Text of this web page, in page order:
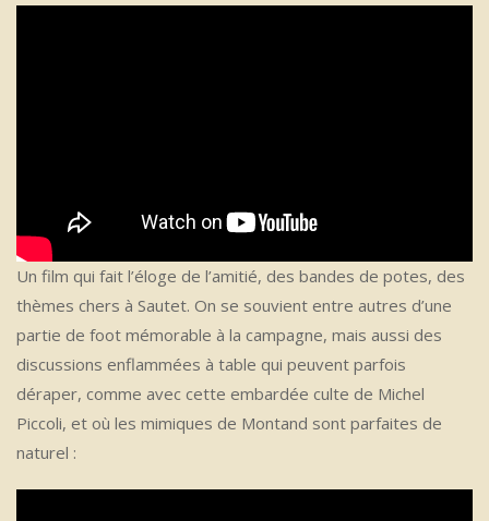
Un film qui fait l’éloge de l’amitié, des bandes de potes, des
thèmes chers à Sautet. On se souvient entre autres d’une
partie de foot mémorable à la campagne, mais aussi des
discussions enflammées à table qui peuvent parfois
déraper, comme avec cette embardée culte de Michel
Piccoli, et où les mimiques de Montand sont parfaites de
naturel :